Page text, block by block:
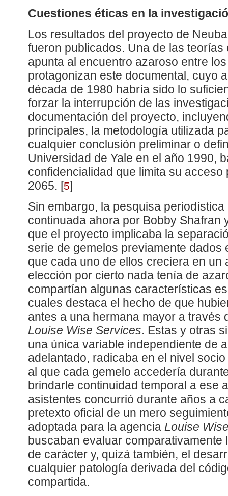
Cuestiones éticas en la
Los resultados del proyecto de
fueron publicados. Una de las
apunta al encuentro azaroso entre
protagonizan este documental, cuyo
década de 1980 habría sido lo
forzar la interrupción de las
documentación del proyecto,
principales, la metodología utilizada
cualquier conclusión preliminar o
Universidad de Yale en el año 1990,
confidencialidad que limita su acceso
2065. [5]
Sin embargo, la pesquisa
continuada ahora por Bobby Shafran
que el proyecto implicaba la
serie de gemelos previamente dados
que cada uno de ellos creciera en un
elección por cierto nada tenía de
compartían algunas características
cuales destaca el hecho de que
antes a una hermana mayor a través
Louise Wise Services. Estas y otras
una única variable independiente de
adelantado, radicaba en el nivel
al que cada gemelo accedería
brindarle continuidad temporal a ese
asistentes concurrió durante años a
pretexto oficial de un mero
adoptada para la agencia Louise
buscaban evaluar comparativamente
de carácter y, quizá también, el
cualquier patología derivada del
compartida.